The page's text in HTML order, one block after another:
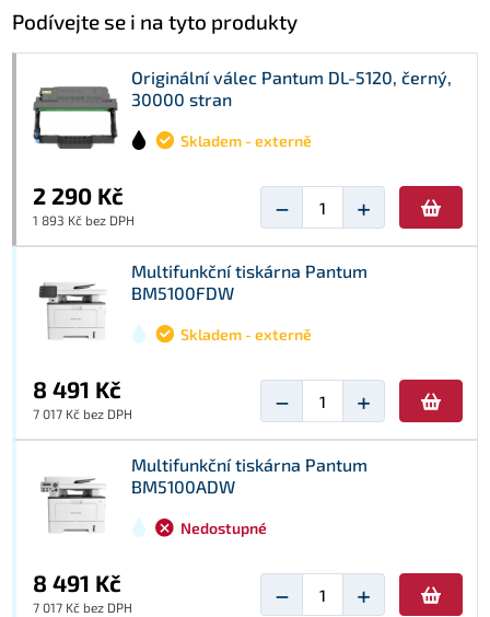
Podívejte se i na tyto produkty
Originální válec Pantum DL-5120, černý,
30000 stran
Skladem - externě
2 290 Kč
1 893 Kč bez DPH − +
Multifunkční tiskárna Pantum
BM5100FDW
Skladem - externě
8 491 Kč
7 017 Kč bez DPH − +
Multifunkční tiskárna Pantum
BM5100ADW
Nedostupné
8 491 Kč
7 017 Kč bez DPH − +